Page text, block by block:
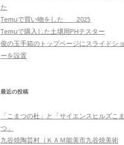
た
Temuで買い物をした 2025
Temuで購入した土壌用PHテスター
俊の玉手箱のトップページにスライドショ
ーを設置
最近の投稿
「こまつの杜」と「サイエンスヒルズこま
つ」
九谷焼陶芸村（ＫＡＭ能美市九谷焼美術